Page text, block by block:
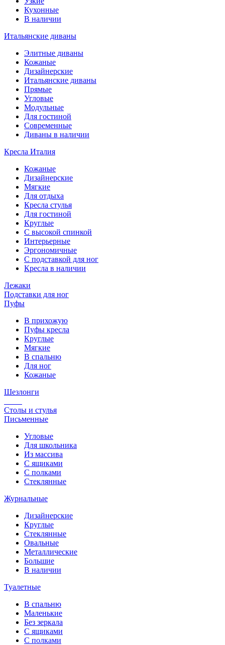
Кухонные
В наличии
Итальянские диваны
Элитные диваны
Кожаные
Дизайнерские
Итальянские диваны
Прямые
Угловые
Модульные
Для гостиной
Современные
Диваны в наличии
Кресла Италия
Кожаные
Дизайнерские
Мягкие
Для отдыха
Кресла стулья
Для гостиной
Круглые
С высокой спинкой
Интерьерные
Эргономичные
С подставкой для ног
Кресла в наличии
Лежаки
Подставки для ног
Пуфы
В прихожую
Пуфы кресла
Круглые
Мягкие
В спальню
Для ног
Кожаные
Шезлонги
Столы и стулья
Письменные
Угловые
Для школьника
Из массива
С ящиками
С полками
Стеклянные
Журнальные
Дизайнерские
Круглые
Стеклянные
Овальные
Металлические
Большие
В наличии
Туалетные
В спальню
Маленькие
Без зеркала
С ящиками
С полками